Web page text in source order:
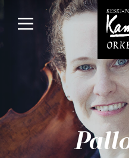
Etusivu
Konsertit
Tulossa
Menneet